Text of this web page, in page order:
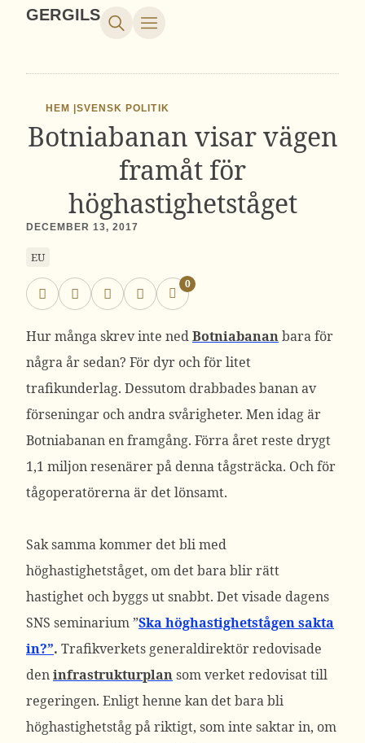
GERGILS
HEM |SVENSK POLITIK
Botniabanan visar vägen
framåt för
höghastighetståget
DECEMBER 13, 2017
EU
0
Hur många skrev inte nedBotniabananbara för
några år sedan? För dyr och för litet
trafikunderlag. Dessutom drabbades banan av
förseningar och andra svårigheter. Men idag är
Botniabanan en framgång. Förra året reste drygt
1,1 miljon resenärer på denna tågsträcka. Och för
tågoperatörerna är det lönsamt.
Sak samma kommer det bli med
höghastighetståget, om det bara blir rätt
hastighet och byggs ut snabbt. Det visade dagens
SNS seminarium ”Ska höghastighetstågen sakta
in?”. Trafikverkets generaldirektör redovisade
deninfrastrukturplansom verket redovisat till
regeringen. Enligt henne kan det bara bli
höghastighetståg på riktigt, som inte saktar in, om